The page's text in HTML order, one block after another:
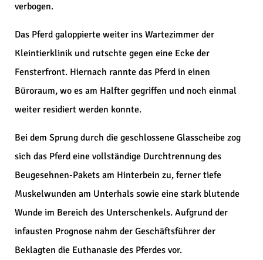
verbogen.
Das Pferd galoppierte weiter ins Wartezimmer der
Kleintierklinik und rutschte gegen eine Ecke der
Fensterfront. Hiernach rannte das Pferd in einen
Büroraum, wo es am Halfter gegriffen und noch einmal
weiter residiert werden konnte.
Bei dem Sprung durch die geschlossene Glasscheibe zog
sich das Pferd eine vollständige Durchtrennung des
Beugesehnen-Pakets am Hinterbein zu, ferner tiefe
Muskelwunden am Unterhals sowie eine stark blutende
Wunde im Bereich des Unterschenkels. Aufgrund der
infausten Prognose nahm der Geschäftsführer der
Beklagten die Euthanasie des Pferdes vor.